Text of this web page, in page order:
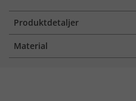
Produktdetaljer
Material